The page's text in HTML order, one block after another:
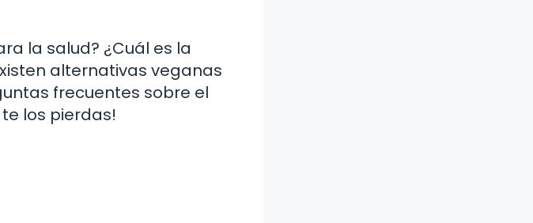
la salud? ¿Cuál es la
alternativas veganas
frecuentes sobre el
los pierdas!